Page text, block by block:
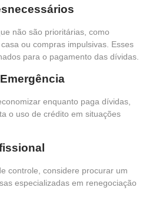
não são prioritárias, como
ou compras impulsivas. Esses
para o pagamento das dívidas.
enquanto paga dívidas,
o uso de crédito em situações
controle, considere procurar um
especializadas em renegociação